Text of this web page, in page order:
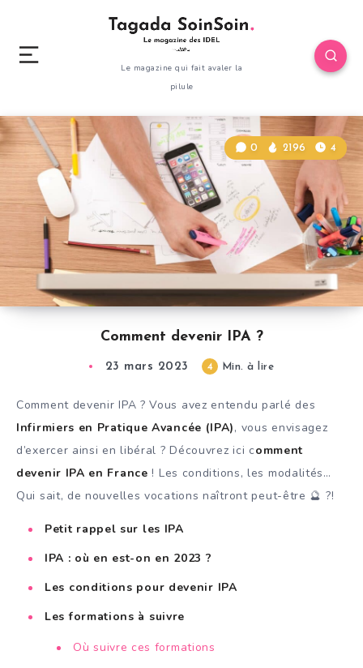
Le magazine qui fait avaler la
pilule
Comment devenir IPA ?
0 2196 4
23 mars 2023 4 Min. à lire
Comment devenir IPA ? Vous avez entendu parlé des
Infirmiers en Pratique Avancée (IPA), vous envisagez
d’exercer ainsi en libéral ? Découvrez ici comment
devenir IPA en France ! Les conditions, les modalités…
Qui sait, de nouvelles vocations naîtront peut-être 🔮 ?!
Petit rappel sur les IPA
IPA : où en est-on en 2023 ?
Les conditions pour devenir IPA
Les formations à suivre
Où suivre ces formations